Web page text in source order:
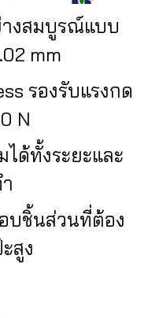
งสมบูรณ์แบบ
mm
รองรับแรงกด
N
ด้ทั้งระยะและ
บชิ้นส่วนที่ต้อง
สูง